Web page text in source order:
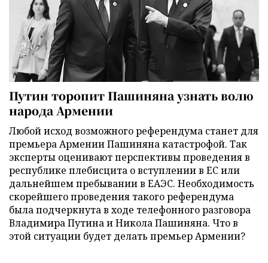
Путин торопит Пашиняна узнать волю
народа Армении
Любой исход возможного референдума станет для
премьера Армении Пашиняна катастрофой. Так
эксперты оценивают перспективы проведения в
республике плебисцита о вступлении в ЕС или
дальнейшем пребывании в ЕАЭС. Необходимость
скорейшего проведения такого референдума
была подчеркнута в ходе телефонного разговора
Владимира Путина и Никола Пашиняна. Что в
этой ситуации будет делать премьер Армении?